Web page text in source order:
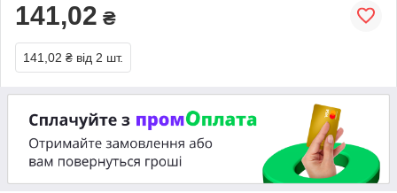
141,02 ₴
141,02 ₴ від 2 шт.